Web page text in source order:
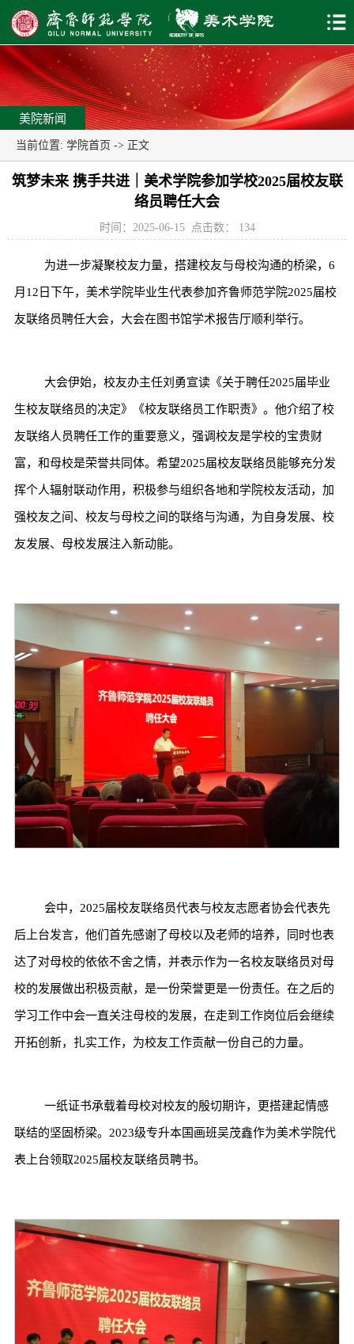
美院新闻
当前位置: 学院首页 -> 正文
筑梦未来 携手共进｜美术学院参加学校2025届校友联
络员聘任大会
时间：2025-06-15 点击数： 134
为进一步凝聚校友力量，搭建校友与母校沟通的桥梁，6
月12日下午，美术学院毕业生代表参加齐鲁师范学院2025届校
友联络员聘任大会，大会在图书馆学术报告厅顺利举行。
大会伊始，校友办主任刘勇宣读《关于聘任2025届毕业
生校友联络员的决定》《校友联络员工作职责》。他介绍了校
友联络人员聘任工作的重要意义，强调校友是学校的宝贵财
富，和母校是荣誉共同体。希望2025届校友联络员能够充分发
挥个人辐射联动作用，积极参与组织各地和学院校友活动，加
强校友之间、校友与母校之间的联络与沟通，为自身发展、校
友发展、母校发展注入新动能。
会中，2025届校友联络员代表与校友志愿者协会代表先
后上台发言，他们首先感谢了母校以及老师的培养，同时也表
达了对母校的依依不舍之情，并表示作为一名校友联络员对母
校的发展做出积极贡献，是一份荣誉更是一份责任。在之后的
学习工作中会一直关注母校的发展，在走到工作岗位后会继续
开拓创新，扎实工作，为校友工作贡献一份自己的力量。
一纸证书承载着母校对校友的殷切期许，更搭建起情感
联结的坚固桥梁。2023级专升本国画班吴茂鑫作为美术学院代
表上台领取2025届校友联络员聘书。